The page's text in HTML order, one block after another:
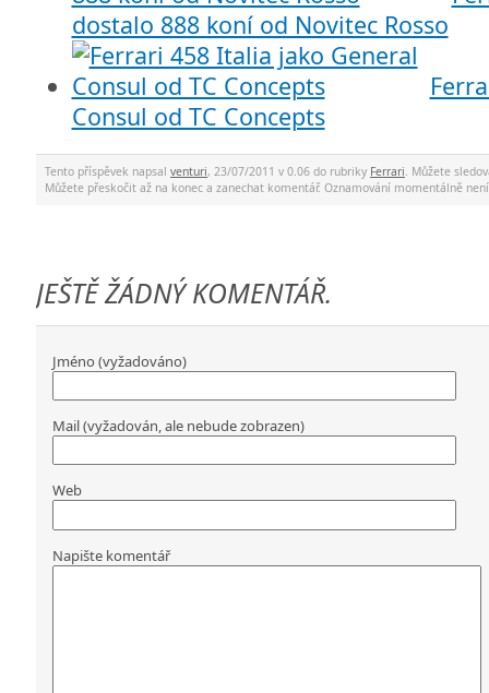
dostalo 888 koní od Novitec Rosso
Consul od TC Concepts
Tento příspěvek napsal venturi, 23/07/2011 v 0.06 do rubriky Ferrari . Můžete
Můžete přeskočit až na konec a zanechat komentář. Oznamování momentálně
JEŠTĚ ŽÁDNÝ KOMENTÁŘ.
Jméno (vyžadováno)
Mail (vyžadován, ale nebude zobrazen)
Web
Napište komentář